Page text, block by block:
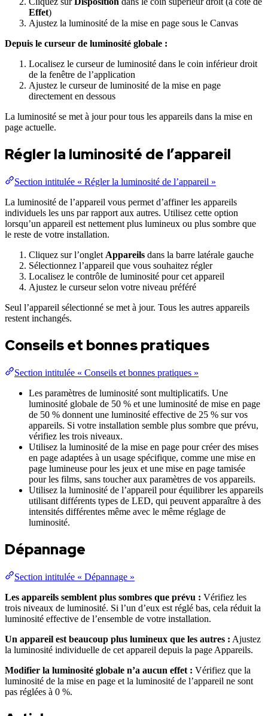
Effet)
Ajustez la luminosité de la mise en page sous le Canvas
Depuis le curseur de luminosité globale :
Localisez le curseur de luminosité dans le coin inférieur droit
de la fenêtre de l’application
Ajustez le curseur de luminosité de la mise en page
directement en dessous
La luminosité se met à jour pour tous les appareils dans la mise en
page actuelle.
Régler la luminosité de l’appareil
Section intitulée « Régler la luminosité de l’appareil »
La luminosité de l’appareil vous permet d’affiner les appareils
individuels les uns par rapport aux autres. Utilisez cette option
lorsqu’un appareil est nettement plus lumineux ou plus sombre que
le reste de votre installation.
Cliquez sur l’onglet Appareils dans la barre latérale gauche
Sélectionnez l’appareil que vous souhaitez régler
Localisez le contrôle de luminosité pour cet appareil
Ajustez le curseur selon votre niveau préféré
Seul l’appareil sélectionné se met à jour. Tous les autres appareils
restent inchangés.
Conseils et bonnes pratiques
Section intitulée « Conseils et bonnes pratiques »
Les paramètres de luminosité sont multiplicatifs. Une
luminosité globale de 50 % et une luminosité de mise en page
de 50 % donnent une luminosité effective de 25 % sur vos
appareils. Si votre installation semble plus sombre que prévu,
vérifiez les trois niveaux.
Utilisez la luminosité de la mise en page pour créer des mises
en page adaptées à un usage spécifique, comme une mise en
page lumineuse pour les jeux et une mise en page tamisée
pour les films, sans toucher aux paramètres de vos appareils.
Utilisez la luminosité de l’appareil pour équilibrer les appareils
utilisant différents types de LED, qui peuvent apparaître à des
intensités différentes même avec le même réglage de
luminosité.
Dépannage
Section intitulée « Dépannage »
Les appareils semblent plus sombres que prévu : Vérifiez les
trois niveaux de luminosité. Si l’un d’eux est réglé bas, cela réduit la
luminosité effective de l’ensemble de votre installation.
Un appareil est beaucoup plus lumineux que les autres : Ajustez
la luminosité individuelle de cet appareil depuis la page Appareils.
Modifier la luminosité globale n’a aucun effet : Vérifiez que la
luminosité de la mise en page et la luminosité de l’appareil ne sont
pas réglées à 0 %.